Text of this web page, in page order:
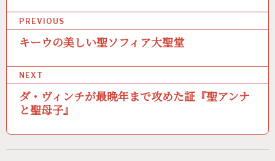
s
t
PREVIOUS
キーウの美しい聖ソフィア大聖堂
NEXT
ダ・ヴィンチが最晩年まで攻めた証『聖アンナ
と聖母子』